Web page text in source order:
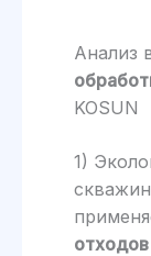
Анализ
KOSUN
1)